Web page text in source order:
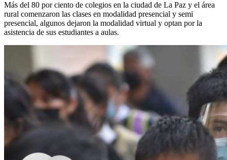
Más del 80 por ciento de colegios en la ciudad de La Paz y el área
rural comenzaron las clases en modalidad presencial y semi
presencial, algunos dejaron la modalidad virtual y optan por la
asistencia de sus estudiantes a aulas.